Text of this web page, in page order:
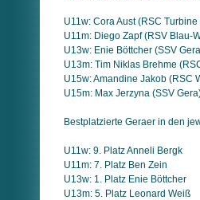
U11w: Cora Aust (RSC Turbine
U11m: Diego Zapf (RSV Blau-
U13w: Enie Böttcher (SSV
U13m: Tim Niklas Brehme
U15w: Amandine Jakob (RSC
U15m: Max Jerzyna (SSV
Bestplatzierte Geraer in den
U11w: 9. Platz Anneli Bergk
U11m: 7. Platz Ben Zein
U13w: 1. Platz Enie Böttcher
U13m: 5. Platz Leonard Weiß